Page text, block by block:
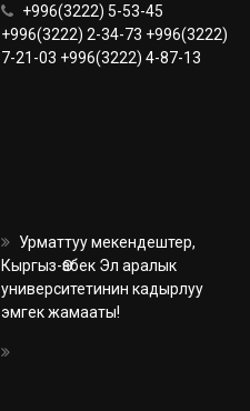
+996(3222) 5-53-45
+996(3222) 2-34-73 +996(3222)
7-21-03 +996(3222) 4-87-13
Урматтуу мекендештер,
Кыргыз-Өзбек Эл аралык
университетинин кадырлуу
эмгек жамааты!